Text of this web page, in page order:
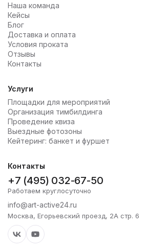
Наша команда
Кейсы
Блог
Доставка и оплата
Условия проката
Отзывы
Контакты
Услуги
Площадки для мероприятий
Организация тимбилдинга
Проведение квиза
Выездные фотозоны
Кейтеринг: банкет и фуршет
Контакты
+7 (495) 032-67-50
Работаем круглосуточно
info@art-active24.ru
Москва, Егорьевский проезд, 2А стр. 6